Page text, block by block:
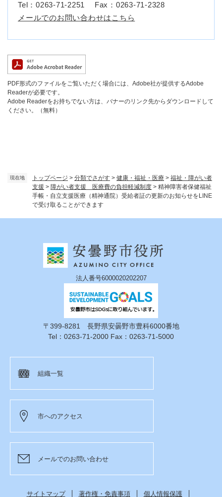
現在地 トップページ > 分類でさがす > 健康・福祉・医療 > 福祉・障がい者
支援 > 障がい者支援 医療費の負担軽減制度 > 精神障害者保健福祉
手帳・自立支援医療（精神通院）受給者証の更新のお知らせをLINE
で受け取ることができます
Tel：0263-71-2251
Fax：0263-71-2328
メールでのお問い合わせはこちら
PDF形式のファイルをご覧いただく場合には、Adobe社が提供するAdobe
Readerが必要です。
Adobe Readerをお持ちでない方は、バナーのリンク先からダウンロードして
ください。（無料）
法人番号6000020202207
〒399-8281 長野県安曇野市豊科6000番地
Tel：0263-71-2000 Fax：0263-71-5000
組織一覧
市へのアクセス
メールでのお問い合わせ
サイトマップ 著作権・免責事項 個人情報保護